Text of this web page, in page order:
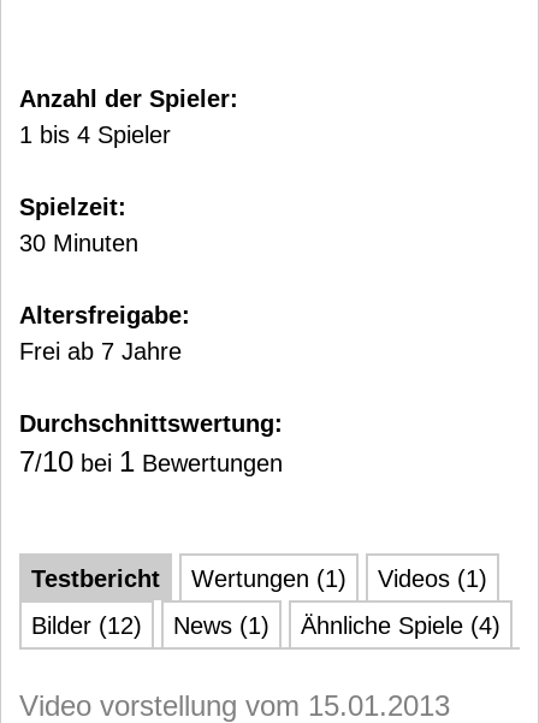
Anzahl der Spieler:
1 bis 4 Spieler
Spielzeit:
30 Minuten
Altersfreigabe:
Frei ab 7 Jahre
Durchschnittswertung:
7/10 bei 1 Bewertungen
Testbericht Wertungen (1)
Videos (1)
Bilder (12)
News (1) Ähnliche Spiele (4)
Video vorstellung vom 15.01.2013